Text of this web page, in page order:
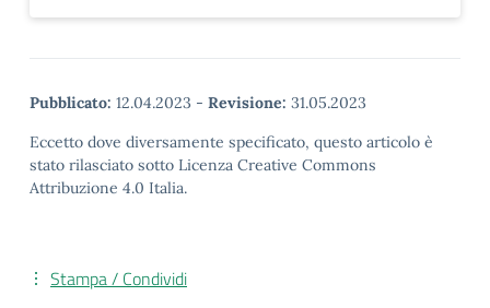
Pubblicato: 12.04.2023 - Revisione: 31.05.2023
Eccetto dove diversamente specificato, questo articolo è
stato rilasciato sotto Licenza Creative Commons
Attribuzione 4.0 Italia.
Stampa / Condividi